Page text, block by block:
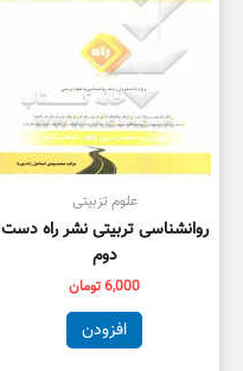
علوم تزبیتی
روانشناسی تربیتی نشر راه دست
دوم
6,000تومان
افزودن